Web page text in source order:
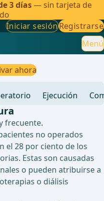
3 días— sin tarjeta de
Iniciar sesiónRegistrarse
Menú
ahora
Ejecución
frecuente.
no operados
el 28 por ciento de los
Estas son causadas
o pueden atribuirse a
o diálisis